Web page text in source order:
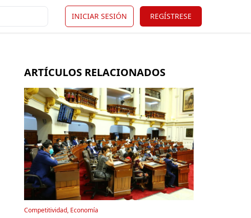
INICIAR SESIÓN REGÍSTRESE
ARTÍCULOS RELACIONADOS
Competitividad, Economía